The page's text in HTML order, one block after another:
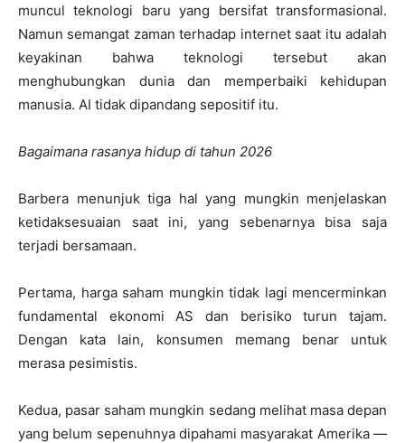
muncul teknologi baru yang bersifat transformasional.
Namun semangat zaman terhadap internet saat itu adalah
keyakinan bahwa teknologi tersebut akan
menghubungkan dunia dan memperbaiki kehidupan
manusia. AI tidak dipandang sepositif itu.
Bagaimana rasanya hidup di tahun 2026
Barbera menunjuk tiga hal yang mungkin menjelaskan
ketidaksesuaian saat ini, yang sebenarnya bisa saja
terjadi bersamaan.
Pertama, harga saham mungkin tidak lagi mencerminkan
fundamental ekonomi AS dan berisiko turun tajam.
Dengan kata lain, konsumen memang benar untuk
merasa pesimistis.
Kedua, pasar saham mungkin sedang melihat masa depan
yang belum sepenuhnya dipahami masyarakat Amerika —